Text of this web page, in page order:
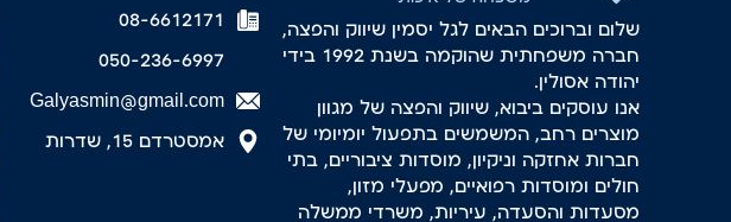
08-6612171
050-236-6997
Galyasmin@gmail.com
אמסטרדם 15, שדרות
שלום וברוכים הבאים לגל יסמין שיווק והפצה,
חברה משפחתית שהוקמה בשנת 1992 בידי
יהודה אסולין.
אנו עוסקים ביבוא, שיווק והפצה של מגוון
מוצרים רחב, המשמשים בתפעול יומיומי של
חברות אחזקה וניקיון, מוסדות ציבוריים, בתי
חולים ומוסדות רפואיים, מפעלי מזון,
מסעדות והסעדה, עיריות, משרדי ממשלה